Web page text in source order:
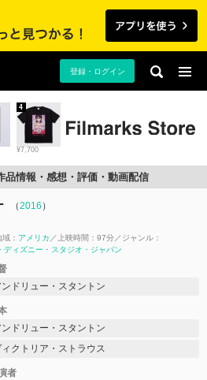
登録・ログイン
¥7,700
4
品情報・感想・評価・動画配信
（2016 ）
： アメリカ 上映時間：97分
ジャンル：
ディズニー・スタジオ・ジャパン
ンドリュー・スタントン
ンドリュー・スタントン
ィクトリア・ストラウス
者